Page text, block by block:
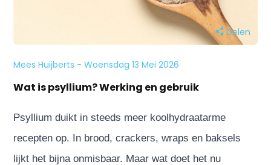
Delen
Mees Huijberts - Woensdag 13 Mei 2026
Wat is psyllium? Werking en gebruik
Psyllium duikt in steeds meer koolhydraatarme
recepten op. In brood, crackers, wraps en baksels
lijkt het bijna onmisbaar. Maar wat doet het nu